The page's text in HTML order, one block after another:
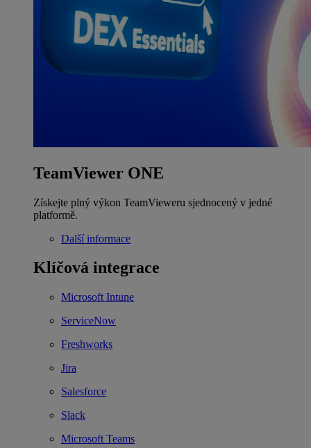
TeamViewer ONE
Získejte plný výkon TeamVieweru sjednocený v jedné
platformě.
Další informace
Klíčová integrace
Microsoft Intune
ServiceNow
Freshworks
Jira
Salesforce
Slack
Microsoft Teams